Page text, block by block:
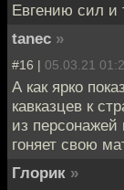
Евгению сил и
tanec »
#16 | 05.03.21
А как ярко
кавказцев к
из персонажей
гоняет свою
Глорик »